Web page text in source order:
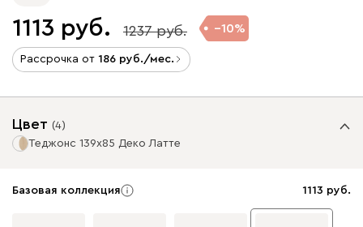
1113 1237 10
Рассрочка от 186 /мес.
Цвет (4)
Теджонс 139x85 Деко Латте
Базовая коллекция 1113